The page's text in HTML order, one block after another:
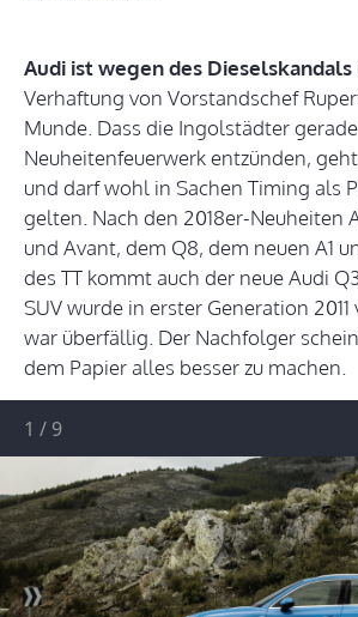
Audi ist wegen des Dieselskandals
Verhaftung von Vorstandschef
Munde. Dass die Ingolstädter
Neuheitenfeuerwerk entzünden,
und darf wohl in Sachen Timing als
gelten. Nach den 2018er-Neuheiten
und Avant, dem Q8, dem neuen A1
des TT kommt auch der neue Audi
SUV wurde in erster Generation
war überfällig. Der Nachfolger
dem Papier alles besser zu machen.
1 / 9